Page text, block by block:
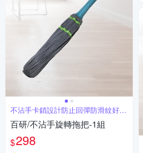
不沾手卡鎖設計防止回彈防滑紋好握
擰
百研/不沾手旋轉拖把-1組
$298